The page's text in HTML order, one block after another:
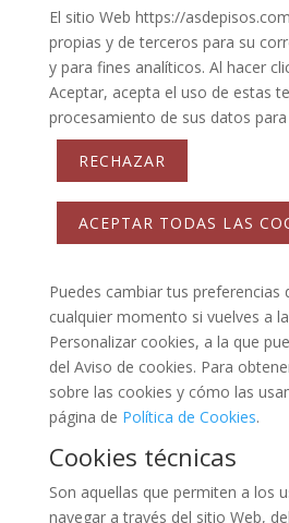
El sitio Web https://
propias y de terceros para su
y para fines analíticos. Al hacer
Aceptar, acepta el uso de estas
procesamiento de sus datos
RECHAZAR
ACEPTAR TODAS LAS
Puedes cambiar tus preferencias
cualquier momento si vuelves a
Personalizar cookies, a la que
del Aviso de cookies. Para
sobre las cookies y cómo las
página de Política de Cookies.
Cookies técnicas
Son aquellas que permiten a los
navegar a través del sitio Web,